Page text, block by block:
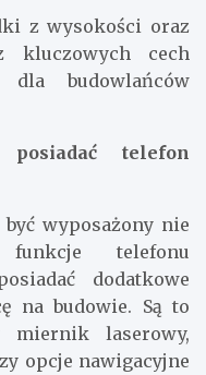
z wysokości oraz
kluczowych cech
dla budowlańców
telefon
wyposażony nie
telefonu
dodatkowe
na budowie. Są to
miernik laserowy,
opcje nawigacyjne